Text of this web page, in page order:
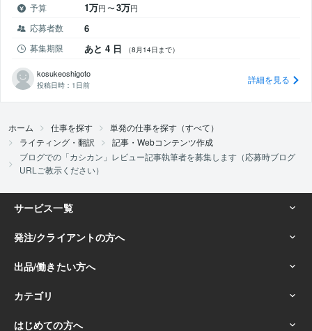
予算 1万円〜3万円
応募者数 6
募集期限 あと 4 日 （8月14日まで）
kosukeoshigoto
投稿日時： 1日前 詳細を見る
ホーム 仕事を探す
単発の仕事を探す（すべて）
ライティング・翻訳
記事・Webコンテンツ作成
ブログでの「カシカン」レビュー記事執筆者を募集します（応募時ブログ
URLご教示ください）